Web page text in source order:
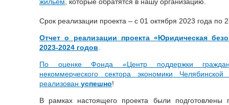
Срок реализации проекта – с 01 октября 2023 года по
Отчет о реализации проекта «Юридическая
2023-2024 годов
По оценке Фонда «Центр поддержки
некоммерческого сектора экономики
реализован успешно!
В рамках настоящего проекта были подготовлены